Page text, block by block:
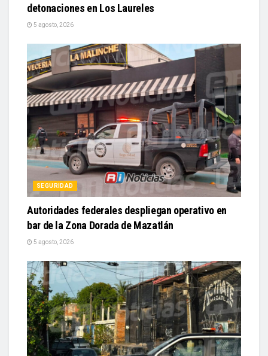
detonaciones en Los Laureles
5 agosto, 2026
SEGURIDAD
Autoridades federales despliegan operativo en
bar de la Zona Dorada de Mazatlán
5 agosto, 2026